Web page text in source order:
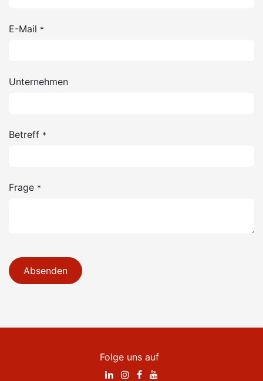
E-Mail *
Unternehmen
Betreff *
Frage *
Absenden
Folge uns auf